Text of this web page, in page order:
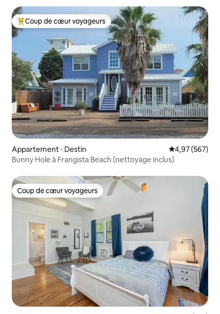
Coups de cœur voyageurs les plus appréciés
Coup de cœur voyageurs
Appartement ⋅ Destin Évaluation
4,97 (567)
Bunny Hole à Frangista Beach (nettoyage inclus)
Coup de cœur voyageurs
Coup de cœur voyageurs